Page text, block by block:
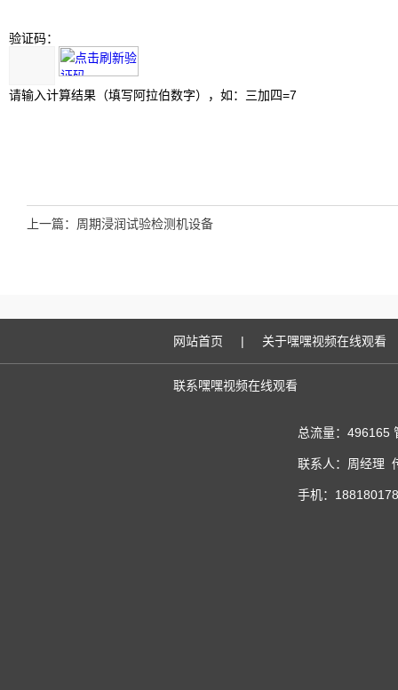
验证码：
请输入计算结果（填写阿拉伯数字），如：三加四=7
上一篇： 周期浸润试验检测机设备
网站首页 | 关于嘿嘿视频在线观看
联系嘿嘿视频在线观看
总流量：496165
联系人：周经理
手机：